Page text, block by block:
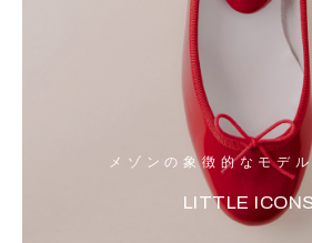
メゾンの象徴的なモデ
LITTLE